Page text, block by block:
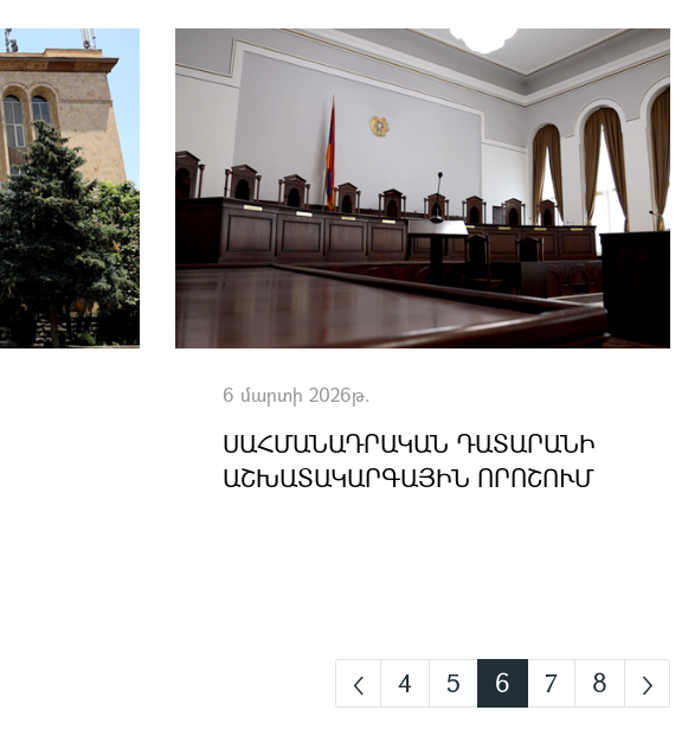
6 մարտի 2026թ.
ՍԱՀՄԱՆԱԴՐԱԿԱՆ ԴԱՏԱՐԱՆԻ
ԱՇԽԱՏԱԿԱՐԳԱՅԻՆ ՈՐՈՇՈՒՄ
4 5 6 7 8